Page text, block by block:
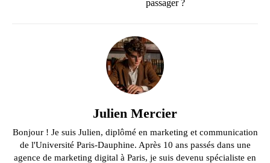
passager ?
Julien Mercier
Bonjour ! Je suis Julien, diplômé en marketing et communication
de l'Université Paris-Dauphine. Après 10 ans passés dans une
agence de marketing digital à Paris, je suis devenu spécialiste en